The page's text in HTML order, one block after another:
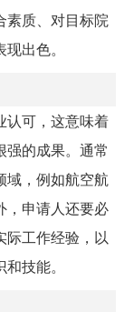
素质、对目标院
出色。
认可，这意味着
强的成果。通常
域，例如航空航
，申请人还要必
际工作经验，以
技能。